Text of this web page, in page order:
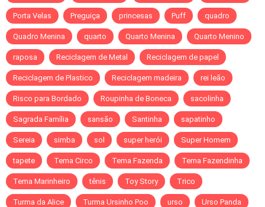
Porta Velas Preguiça princesas Puff quadro
Quadro Menina quarto Quarto Menina Quarto Menino
raposa Reciclagem de Metal Reciclagem de papel
Reciclagem de Plastico Reciclagem madeira rei leão
Risco para Bordado Roupinha de Boneca sacolinha
Sagrada Família sansão Santinha sapatinho
Sereia simba sol super herói Super Homem
tapete Tema Circo Tema Fazenda Tema Fazendinha
Tema Marinheiro tênis Toy Story Trico
Turma da Alice Turma Ursinho Poo urso Urso Panda